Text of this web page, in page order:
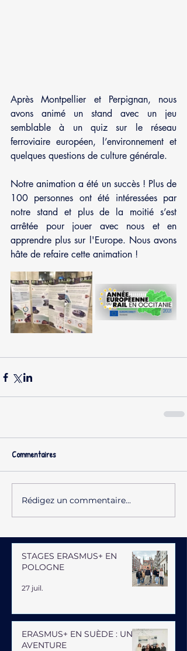
Après Montpellier et Perpignan, nous
avons animé un stand avec un jeu
semblable à un quiz sur le réseau
ferroviaire européen, l’environnement et
quelques questions de culture générale.
Notre animation a été un succès ! Plus de
100 personnes ont été intéressées par
notre stand et plus de la moitié s’est
arrêtée pour jouer avec nous et en
apprendre plus sur l'Europe. Nous avons
hâte de refaire cette animation !
Commentaires
Rédigez un commentaire...
STAGES ERASMUS+ EN
POLOGNE
27 juil.
ERASMUS+ EN SUÈDE : UNE
AVENTURE